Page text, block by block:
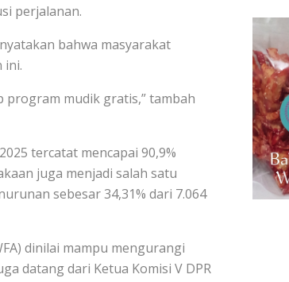
perjalanan.
bahwa masyarakat
ini.
program mudik gratis,” tambah
tercatat mencapai 90,9%
juga menjadi salah satu
sebesar 34,31% dari 7.064
dinilai mampu mengurangi
datang dari Ketua Komisi V DPR